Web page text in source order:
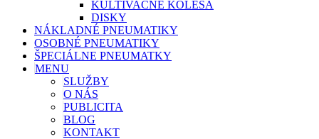
KULTIVAČNÉ KOLESÁ
DISKY
NÁKLADNÉ PNEUMATIKY
OSOBNÉ PNEUMATIKY
ŠPECIÁLNE PNEUMATKY
MENU
SLUŽBY
O NÁS
PUBLICITA
BLOG
KONTAKT